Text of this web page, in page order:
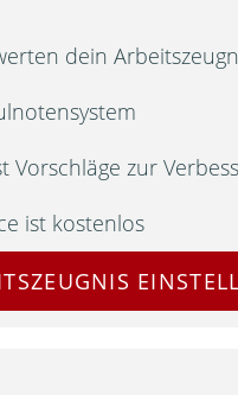
dein
Vorschläge zur
ist kostenlos